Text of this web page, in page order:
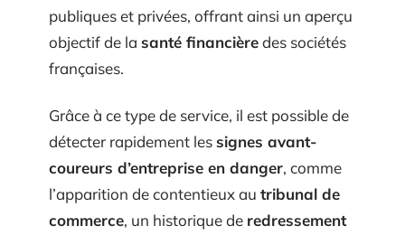
publiques et privées, offrant ainsi un aperçu
objectif de la santé financièredes sociétés
françaises.
Grâce à ce type de service, il est possible de
détecter rapidement lessignes avant-
coureurs d’entreprise en danger, comme
l’apparition de contentieux au tribunal de
commerce, un historique de redressement